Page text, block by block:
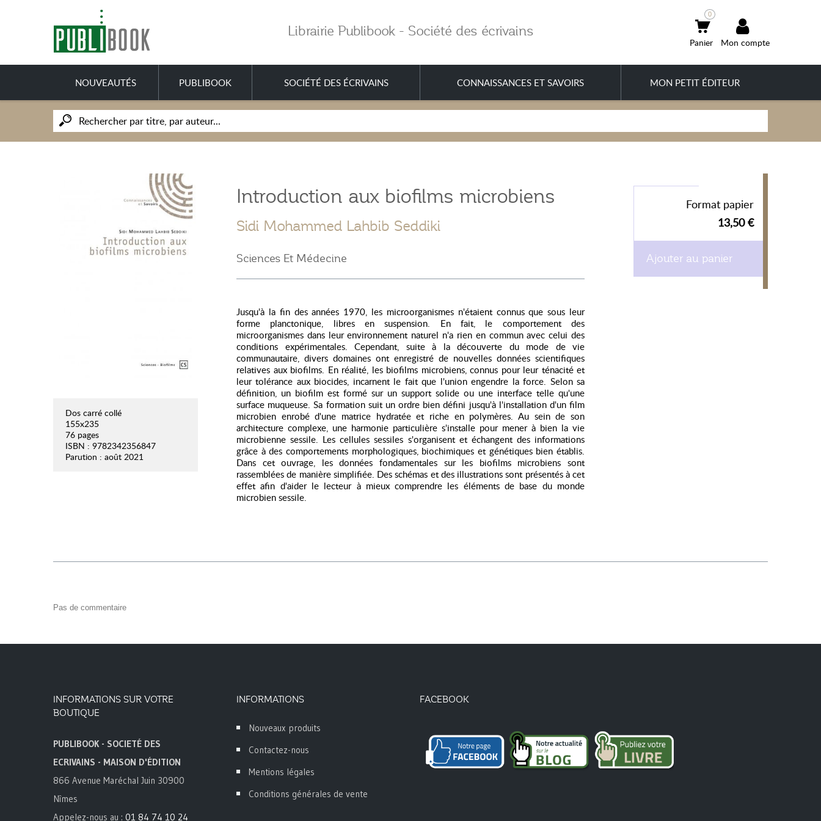
Librairie Publibook - Société des écrivains
Mon compte
0
NOUVEAUTÉS PUBLIBOOK SOCIÉTÉ DES ÉCRIVAINS CONNAISSANCES ET SAVOIRS MON PETIT ÉDITEUR
Dos carré collé
155x235
76 pages
ISBN : 9782342356847
Parution : août 2021
Introduction aux biofilms microbiens
Sidi Mohammed Lahbib Seddiki
Sciences Et Médecine
Jusqu'à la fin des années 1970, les microorganismes n'étaient connus que sous leur
forme planctonique, libres en suspension. En fait, le comportement des
microorganismes dans leur environnement naturel n'a rien en commun avec celui des
conditions expérimentales. Cependant, suite à la découverte du mode de vie
communautaire, divers domaines ont enregistré de nouvelles données scientifiques
relatives aux biofilms. En réalité, les biofilms microbiens, connus pour leur ténacité et
leur tolérance aux biocides, incarnent le fait que l'union engendre la force. Selon sa
définition, un biofilm est formé sur un support solide ou une interface telle qu'une
surface muqueuse. Sa formation suit un ordre bien défini jusqu'à l'installation d'un film
microbien enrobé d'une matrice hydratée et riche en polymères. Au sein de son
architecture complexe, une harmonie particulière s'installe pour mener à bien la vie
microbienne sessile. Les cellules sessiles s'organisent et échangent des informations
grâce à des comportements morphologiques, biochimiques et génétiques bien établis.
Dans cet ouvrage, les données fondamentales sur les biofilms microbiens sont
rassemblées de manière simplifiée. Des schémas et des illustrations sont présentés à cet
effet afin d'aider le lecteur à mieux comprendre les éléments de base du monde
microbien sessile.
Format papier
13,50 €
Ajouter au panier
Pas de commentaire
INFORMATIONS SUR VOTRE
BOUTIQUE
PUBLIBOOK - SOCIETÉ DES
ECRIVAINS - MAISON D'ÉDITION
866 Avenue Maréchal Juin 30900
Nîmes
Appelez-nous au : 01 84 74 10 24
INFORMATIONS
Nouveaux produits
Contactez-nous
Mentions légales
Conditions générales de vente
FACEBOOK